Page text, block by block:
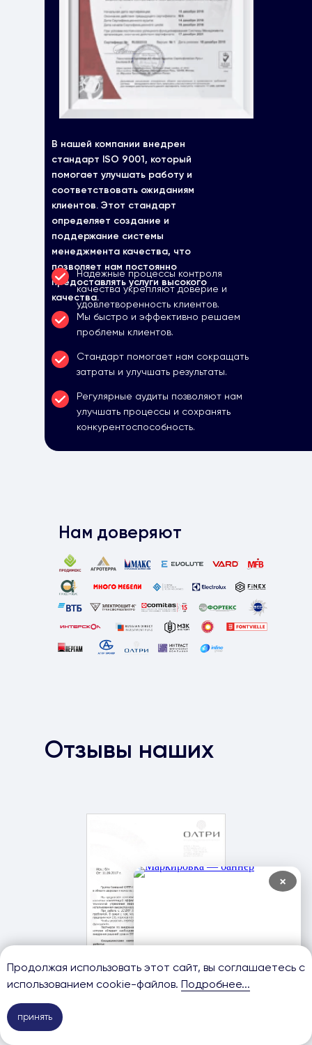
В нашей компании внедрен
стандарт ISO 9001, который
помогает улучшать работу и
соответствовать ожиданиям
клиентов. Этот стандарт
определяет создание и
поддержание системы
менеджмента качества, что
позволяет нам постоянно
предоставлять услуги высокого
качества.
Надежные процессы контроля
качества укрепляют доверие и
удовлетворенность клиентов.
Мы быстро и эффективно решаем
проблемы клиентов.
Стандарт помогает нам сокращать
затраты и улучшать результаты.
Регулярные аудиты позволяют нам
улучшать процессы и сохранять
конкурентоспособность.
Нам доверяют
Отзывы наших
Продолжая использовать этот сайт, вы соглашаетесь с
использованием cookie-файлов. Подробнее...
принять
×